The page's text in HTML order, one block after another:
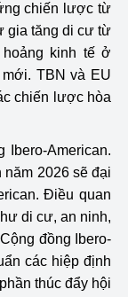
nghiệp
chiến lược từ
gia tăng di cư từ
kinh tế ở
TBN và EU
chiến lược hòa
American.
2026 sẽ đại
Điều quan
di cư, an ninh,
đồng Ibero-
các hiệp định
thúc đẩy hội